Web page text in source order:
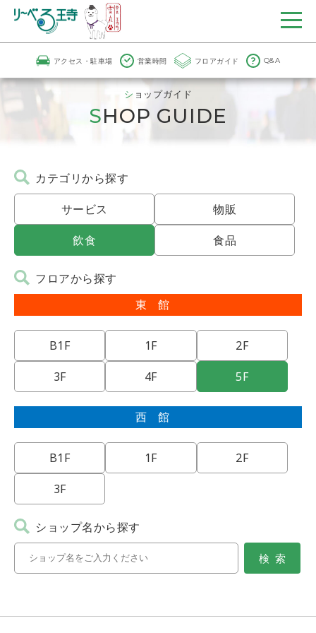
アクセス・駐車場 営業時間 フロアガイド Q&A
ショップガイド
SHOP GUIDE
カテゴリから探す
サービス
物販
飲食
食品
フロアから探す
東館
B1F 1F
2F
3F
4F 5F
西館
B1F 1F
2F
3F
ショップ名から探す